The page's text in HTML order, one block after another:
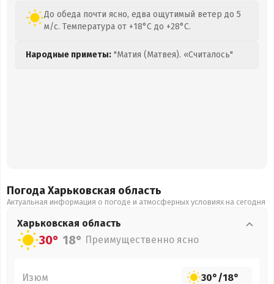
До обеда почти ясно, едва ощутимый ветер до 5
м/с. Температура от +18°C до +28°C.
Народные приметы: "Матия (Матвея). «Считалось"
Погода Харьковская область
Актуальная информация о погоде и атмосферных условиях на сегодня
Харьковская область
30° 18° Преимущественно ясно
Изюм 30°/18°